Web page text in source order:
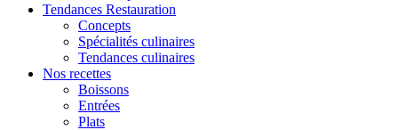
Tendances Restauration
Concepts
Spécialités culinaires
Tendances culinaires
Nos recettes
Boissons
Entrées
Plats